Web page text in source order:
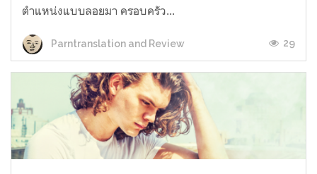
ตำแหน่งแบบลอยมา ครอบครัว...
Parntranslation and Review 29